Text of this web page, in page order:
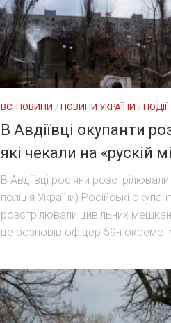
ВСІ НОВИНИ / НОВИНИ УКРАЇНИ / ПОДІЇ
В Авдіївці окупанти
які чекали на «рускій
В Авдіївці росіяни
поліція України) Російські
розстрілювали цивільних
це розповів офіцер 59-ї окремої